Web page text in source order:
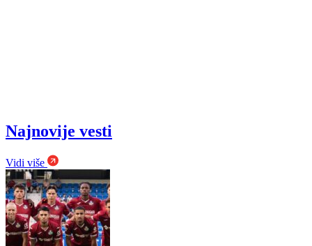
Najnovije vesti
Vidi više